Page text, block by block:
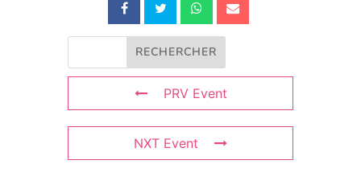
PRV Event
NXT Event